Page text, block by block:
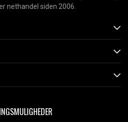
nethandel siden 2006.